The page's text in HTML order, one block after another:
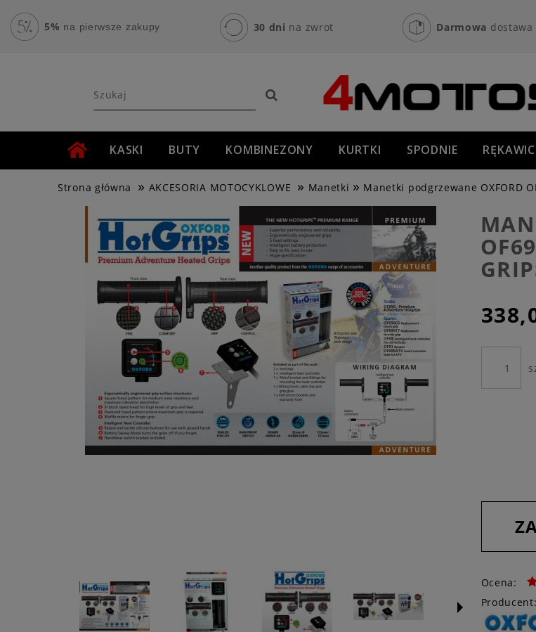
5% na pierwsze zakupy 30 dni na zwrot Darmowa dostawa
KASKI BUTY KOMBINEZONY KURTKI SPODNIE
AKCESORIA MOTOCYKLOWE ROWER OFF-ROAD NOWOŚCI
Strona główna » AKCESORIA MOTOCYKLOWE » Manetki » Manetki podgrzewane OXFORD
Ocena:
Producent: